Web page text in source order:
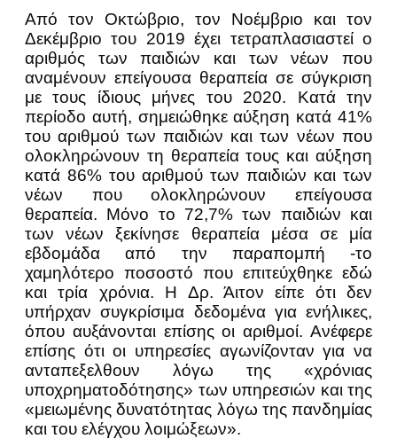
Από τον Οκτώβριο, τον Νοέμβριο και τον
Δεκέμβριο του 2019 έχει τετραπλασιαστεί ο
αριθμός των παιδιών και των νέων που
αναμένουν επείγουσα θεραπεία σε σύγκριση
με τους ίδιους μήνες του 2020. Κατά την
περίοδο αυτή, σημειώθηκε αύξηση κατά 41%
του αριθμού των παιδιών και των νέων που
ολοκληρώνουν τη θεραπεία τους και αύξηση
κατά 86% του αριθμού των παιδιών και των
νέων που ολοκληρώνουν επείγουσα
θεραπεία. Μόνο το 72,7% των παιδιών και
των νέων ξεκίνησε θεραπεία μέσα σε μία
εβδομάδα από την παραπομπή -το
χαμηλότερο ποσοστό που επιτεύχθηκε εδώ
και τρία χρόνια. Η Δρ. Άιτον είπε ότι δεν
υπήρχαν συγκρίσιμα δεδομένα για ενήλικες,
όπου αυξάνονται επίσης οι αριθμοί. Ανέφερε
επίσης ότι οι υπηρεσίες αγωνίζονταν για να
ανταπεξελθουν λόγω της «χρόνιας
υποχρηματοδότησης» των υπηρεσιών και της
«μειωμένης δυνατότητας λόγω της πανδημίας
και του ελέγχου λοιμώξεων».